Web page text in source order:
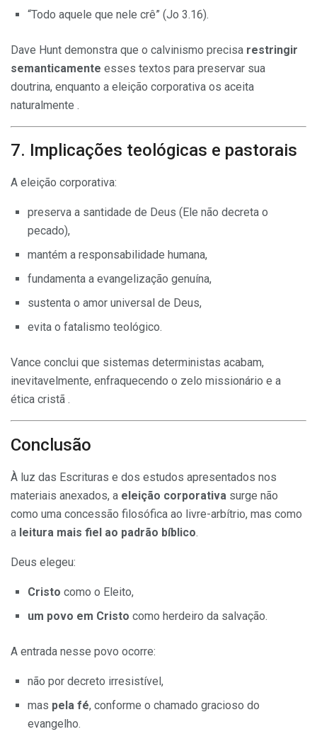
“Todo aquele que nele crê” (Jo 3.16).
Dave Hunt demonstra que o calvinismo precisa restringir
semanticamente esses textos para preservar sua
doutrina, enquanto a eleição corporativa os aceita
naturalmente .
7. Implicações teológicas e pastorais
A eleição corporativa:
preserva a santidade de Deus (Ele não decreta o
pecado),
mantém a responsabilidade humana,
fundamenta a evangelização genuína,
sustenta o amor universal de Deus,
evita o fatalismo teológico.
Vance conclui que sistemas deterministas acabam,
inevitavelmente, enfraquecendo o zelo missionário e a
ética cristã .
Conclusão
À luz das Escrituras e dos estudos apresentados nos
materiais anexados, a eleição corporativa surge não
como uma concessão filosófica ao livre-arbítrio, mas como
a leitura mais fiel ao padrão bíblico.
Deus elegeu:
Cristo como o Eleito,
um povo em Cristo como herdeiro da salvação.
A entrada nesse povo ocorre:
não por decreto irresistível,
mas pela fé, conforme o chamado gracioso do
evangelho.